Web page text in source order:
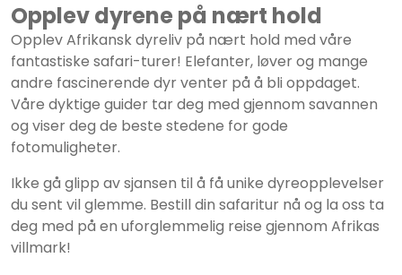
Opplev dyrene på nært hold
Opplev Afrikansk dyreliv på nært hold med våre
fantastiske safari-turer! Elefanter, løver og mange
andre fascinerende dyr venter på å bli oppdaget.
Våre dyktige guider tar deg med gjennom savannen
og viser deg de beste stedene for gode
fotomuligheter.
Ikke gå glipp av sjansen til å få unike dyreopplevelser
du sent vil glemme. Bestill din safaritur nå og la oss ta
deg med på en uforglemmelig reise gjennom Afrikas
villmark!